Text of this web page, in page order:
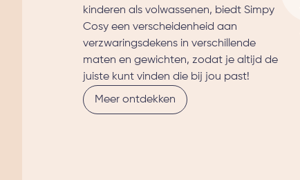
kinderen als volwassenen, biedt Simpy
Cosy een verscheidenheid aan
verzwaringsdekens in verschillende
maten en gewichten, zodat je altijd de
juiste kunt vinden die bij jou past!
Meer ontdekken